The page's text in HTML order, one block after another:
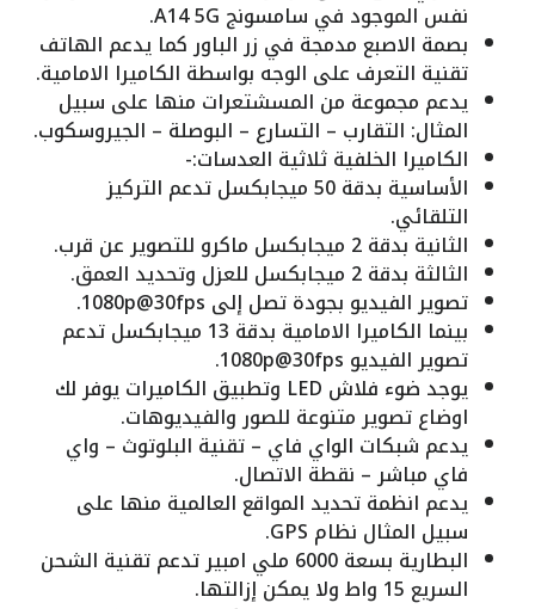
نفس الموجود في سامسونج A14 5G.
بصمة الاصبع مدمجة في زر الباور كما يدعم الهاتف
تقنية التعرف على الوجه بواسطة الكاميرا الامامية.
يدعم مجموعة من المسشتعرات منها على سبيل
المثال: التقارب – التسارع – البوصلة – الجيروسكوب.
الكاميرا الخلفية ثلاثية العدسات:-
الأساسية بدقة 50 ميجابكسل تدعم التركيز
التلقائي.
الثانية بدقة 2 ميجابكسل ماكرو للتصوير عن قرب.
الثالثة بدقة 2 ميجابكسل للعزل وتحديد العمق.
تصوير الفيديو بجودة تصل إلى 1080p@30fps.
بينما الكاميرا الامامية بدقة 13 ميجابكسل تدعم
تصوير الفيديو 1080p@30fps.
يوجد ضوء فلاش LED وتطبيق الكاميرات يوفر لك
اوضاع تصوير متنوعة للصور والفيديوهات.
يدعم شبكات الواي فاي – تقنية البلوتوث – واي
فاي مباشر – نقطة الاتصال.
يدعم انظمة تحديد المواقع العالمية منها على
سبيل المثال نظام GPS.
البطارية بسعة 6000 ملي امبير تدعم تقنية الشحن
السريع 15 واط ولا يمكن إزالتها.